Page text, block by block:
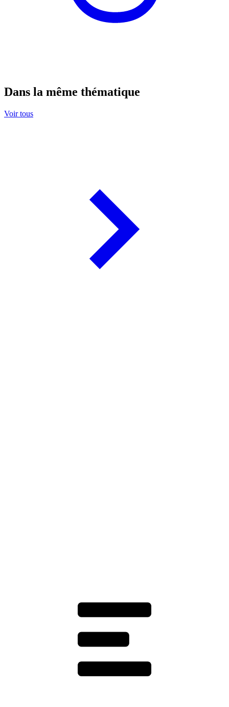
Dans la même thématique
Voir tous